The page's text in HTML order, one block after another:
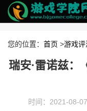
您的位置： 首页 >游戏评
瑞安·雷诺兹：
时间：2021-08-